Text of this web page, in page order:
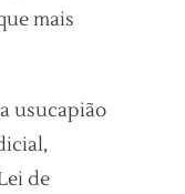
mais
usucapião
de